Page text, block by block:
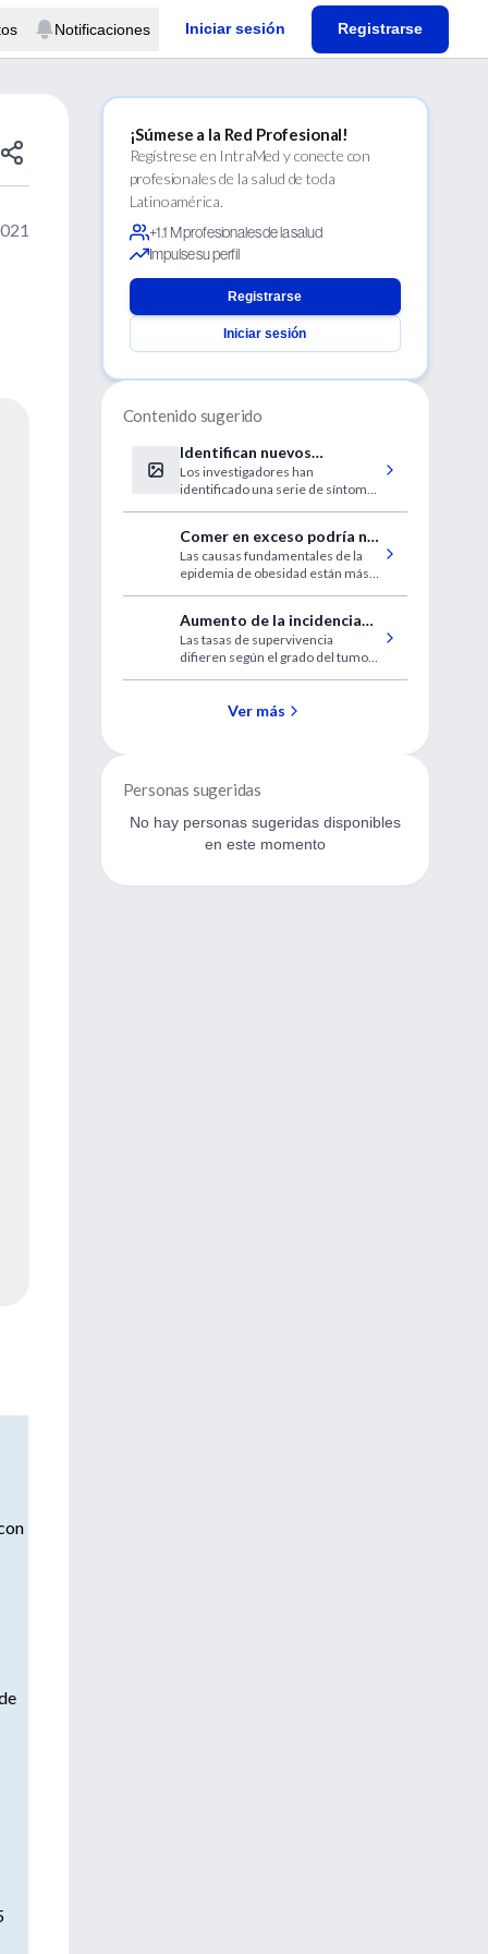
Notificaciones Iniciar sesión Registrarse
¡Súmese a la Red Profesional!
Regístrese en IntraMed y conecte con
profesionales de la salud de toda
Latinoamérica.
+1.1 M profesionales de la salud
Impulse su perfil
Registrarse
Iniciar sesión
Contenido sugerido
Identifican nuevos
síntomas de cáncer de
páncreas
Los investigadores han
identificado una serie de síntomas
previamente no reconocidos:
tener sed y tener orina oscura, en
un estudio presentado en el
Festival NCRI.
Comer en exceso podría no
ser la causa principal de la
obesidad
Las causas fundamentales de la
epidemia de obesidad están más
Aumento de la incidencia
de tumores
neuroendócrinos
gastrointestinales
Las tasas de supervivencia
difieren según el grado del tumor,
Ver más
Personas sugeridas
No hay personas sugeridas disponibles
en este momento